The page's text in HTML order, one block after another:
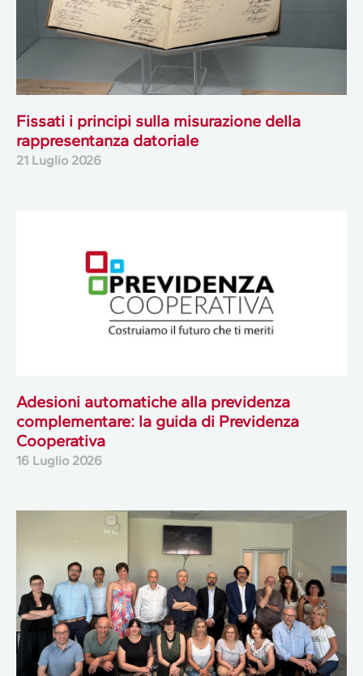
Fissati i principi sulla misurazione della
rappresentanza datoriale
21 Luglio 2026
Adesioni automatiche alla previdenza
complementare: la guida di Previdenza
Cooperativa
16 Luglio 2026